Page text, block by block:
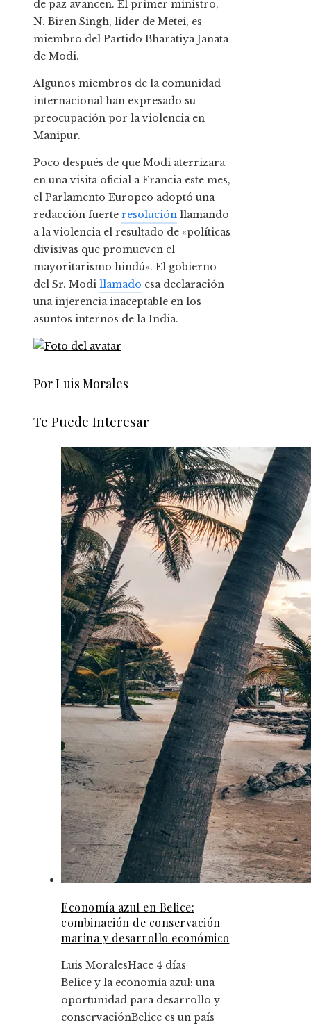
de paz avancen. El primer ministro,
N. Biren Singh, líder de Metei, es
miembro del Partido Bharatiya Janata
de Modi.
Algunos miembros de la comunidad
internacional han expresado su
preocupación por la violencia en
Manipur.
Poco después de que Modi aterrizara
en una visita oficial a Francia este mes,
el Parlamento Europeo adoptó una
redacción fuerte resolución llamando
a la violencia el resultado de «políticas
divisivas que promueven el
mayoritarismo hindú». El gobierno
del Sr. Modi llamado esa declaración
una injerencia inaceptable en los
asuntos internos de la India.
Por Luis Morales
Te Puede Interesar
Economía azul en Belice:
combinación de conservación
marina y desarrollo económico
Luis MoralesHace 4 días
Belice y la economía azul: una
oportunidad para desarrollo y
conservaciónBelice es un país